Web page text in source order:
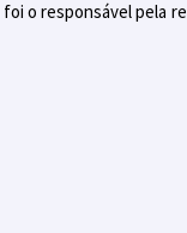
foi o responsável pela